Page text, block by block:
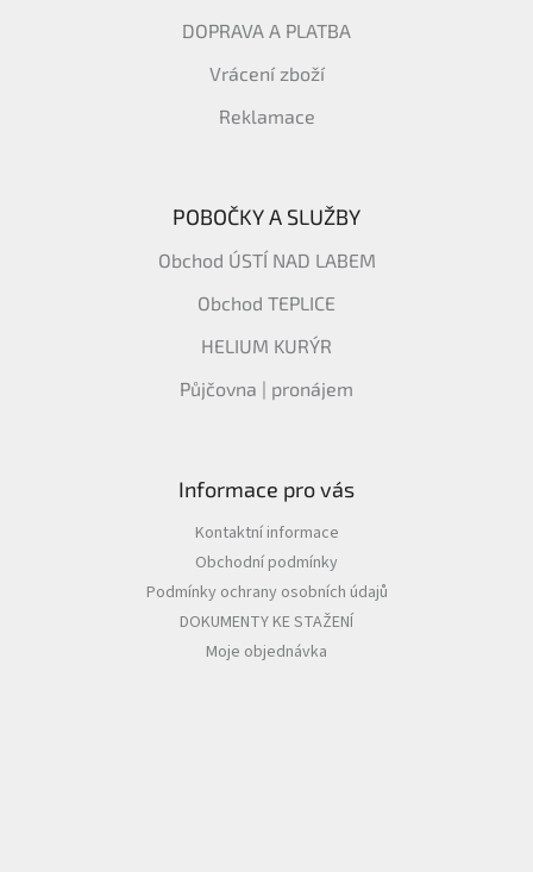
DOPRAVA A PLATBA
Vrácení zboží
Reklamace
POBOČKY A SLUŽBY
Obchod ÚSTÍ NAD LABEM
Obchod TEPLICE
HELIUM KURÝR
Půjčovna | pronájem
Informace pro vás
Kontaktní informace
Obchodní podmínky
Podmínky ochrany osobních údajů
DOKUMENTY KE STAŽENÍ
Moje objednávka